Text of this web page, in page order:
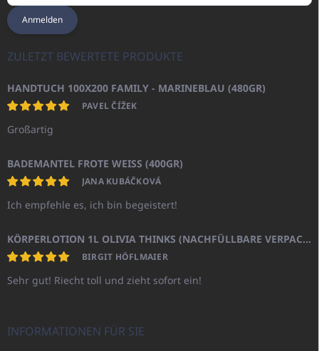
Anmelden
ZULETZT BEWERTETE PRODUKTE
HANDTUCH 100X200 FAMILY - MARINEBLAU (480GR)
PAVEL ČÍŽEK
Großartig
BADEMANTEL FROTE WEISS (400GR)
JANA KUBÁČKOVÁ
Ich empfehle es, ich bin begeistert!
KÖRPERLOTION 1L OLIVIA THINKS (NACHFÜLLBARE VERPACKUNG)
BIRGIT HÖFLMAIER
Sehr gut! Riecht toll und zieht sofort ein!
INFORMATIONEN FÜR SIE